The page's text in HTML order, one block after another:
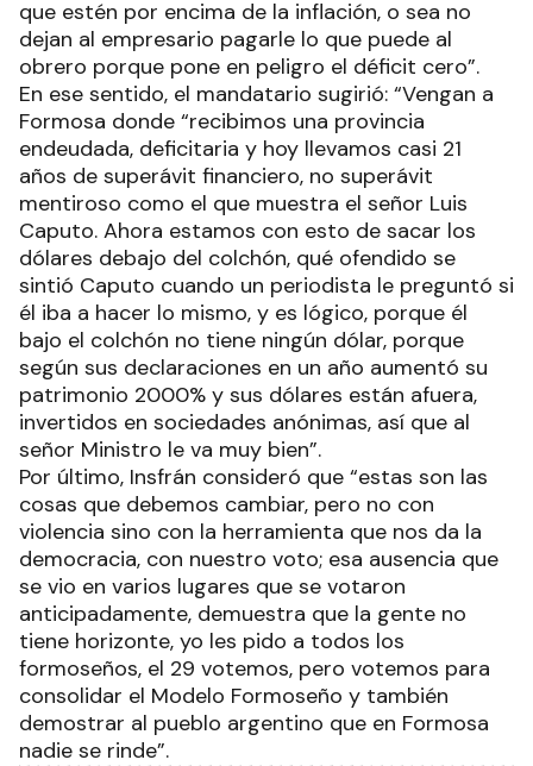
que estén por encima de la inflación, o sea no
dejan al empresario pagarle lo que puede al
obrero porque pone en peligro el déficit cero”.
En ese sentido, el mandatario sugirió: “Vengan a
Formosa donde “recibimos una provincia
endeudada, deficitaria y hoy llevamos casi 21
años de superávit financiero, no superávit
mentiroso como el que muestra el señor Luis
Caputo. Ahora estamos con esto de sacar los
dólares debajo del colchón, qué ofendido se
sintió Caputo cuando un periodista le preguntó si
él iba a hacer lo mismo, y es lógico, porque él
bajo el colchón no tiene ningún dólar, porque
según sus declaraciones en un año aumentó su
patrimonio 2000% y sus dólares están afuera,
invertidos en sociedades anónimas, así que al
señor Ministro le va muy bien”.
Por último, Insfrán consideró que “estas son las
cosas que debemos cambiar, pero no con
violencia sino con la herramienta que nos da la
democracia, con nuestro voto; esa ausencia que
se vio en varios lugares que se votaron
anticipadamente, demuestra que la gente no
tiene horizonte, yo les pido a todos los
formoseños, el 29 votemos, pero votemos para
consolidar el Modelo Formoseño y también
demostrar al pueblo argentino que en Formosa
nadie se rinde”.